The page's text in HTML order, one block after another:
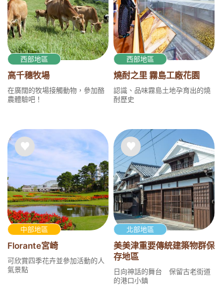
西部地區
高千穗牧場
在廣闊的牧場接觸動物，參加酪
農體驗吧！
西部地區
燒酎之里 霧島工廠花園
認識、品味霧島土地孕育出的燒
酎歷史
中部地區
Florante宮崎
可欣賞四季花卉並參加活動的人
氣景點
北部地區
美美津重要傳統建築物群保
存地區
日向神話的舞台 保留古老街道
的港口小鎮